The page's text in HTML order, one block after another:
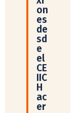
on
es
de
sd
e
el
CE
IIC
H
ac
er